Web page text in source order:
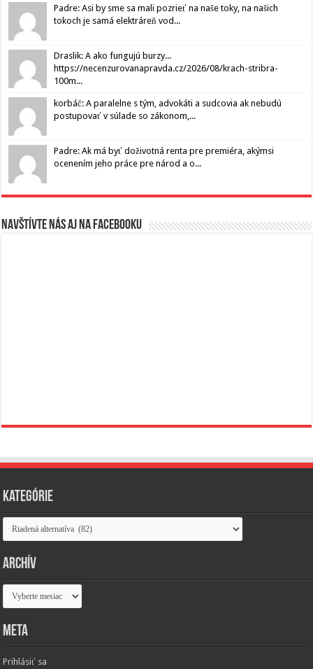
Padre: Asi by sme sa mali pozrieť na naše toky, na našich
tokoch je samá elektráreň vod...
Draslik: A ako fungujú burzy...
https://necenzurovanapravda.cz/2026/08/krach-stribra-
100m...
korbáč: A paralelne s tým, advokáti a sudcovia ak nebudú
postupovať v súlade so zákonom,...
Padre: Ak má byť doživotná renta pre premiéra, akýmsi
ocenením jeho práce pre národ a o...
Navštívte nás aj na Facebooku
Kategórie
Kategórie
Archív
Archív
Meta
Prihlásiť sa